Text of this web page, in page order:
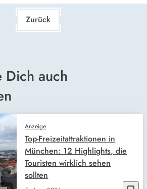
Zurück
Dich auch
Anzeige
Top-Freizeitattraktionen in
München: 12 Highlights, die
Touristen wirklich sehen
sollten